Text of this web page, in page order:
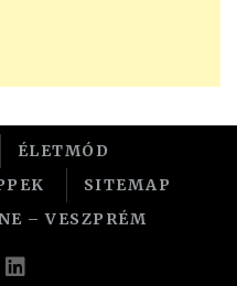
ÉLETMÓD
SITEMAP
– VESZPRÉM